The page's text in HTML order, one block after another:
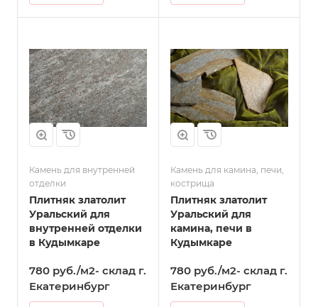
Камень для внутренней
отделки
Плитняк златолит
Уральский для
внутренней отделки
в Кудымкаре
780 руб./м2- склад г.
Екатеринбург
Камень для камина, печи,
кострища
Плитняк златолит
Уральский для
камина, печи в
Кудымкаре
780 руб./м2- склад г.
Екатеринбург